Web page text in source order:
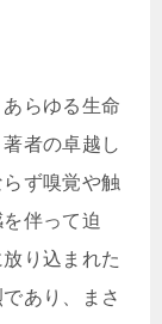
らゆる生命
者の卓越し
ず嗅覚や触
伴って迫
り込まれた
あり、まさ